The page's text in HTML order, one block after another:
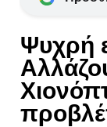
Ψυχρή